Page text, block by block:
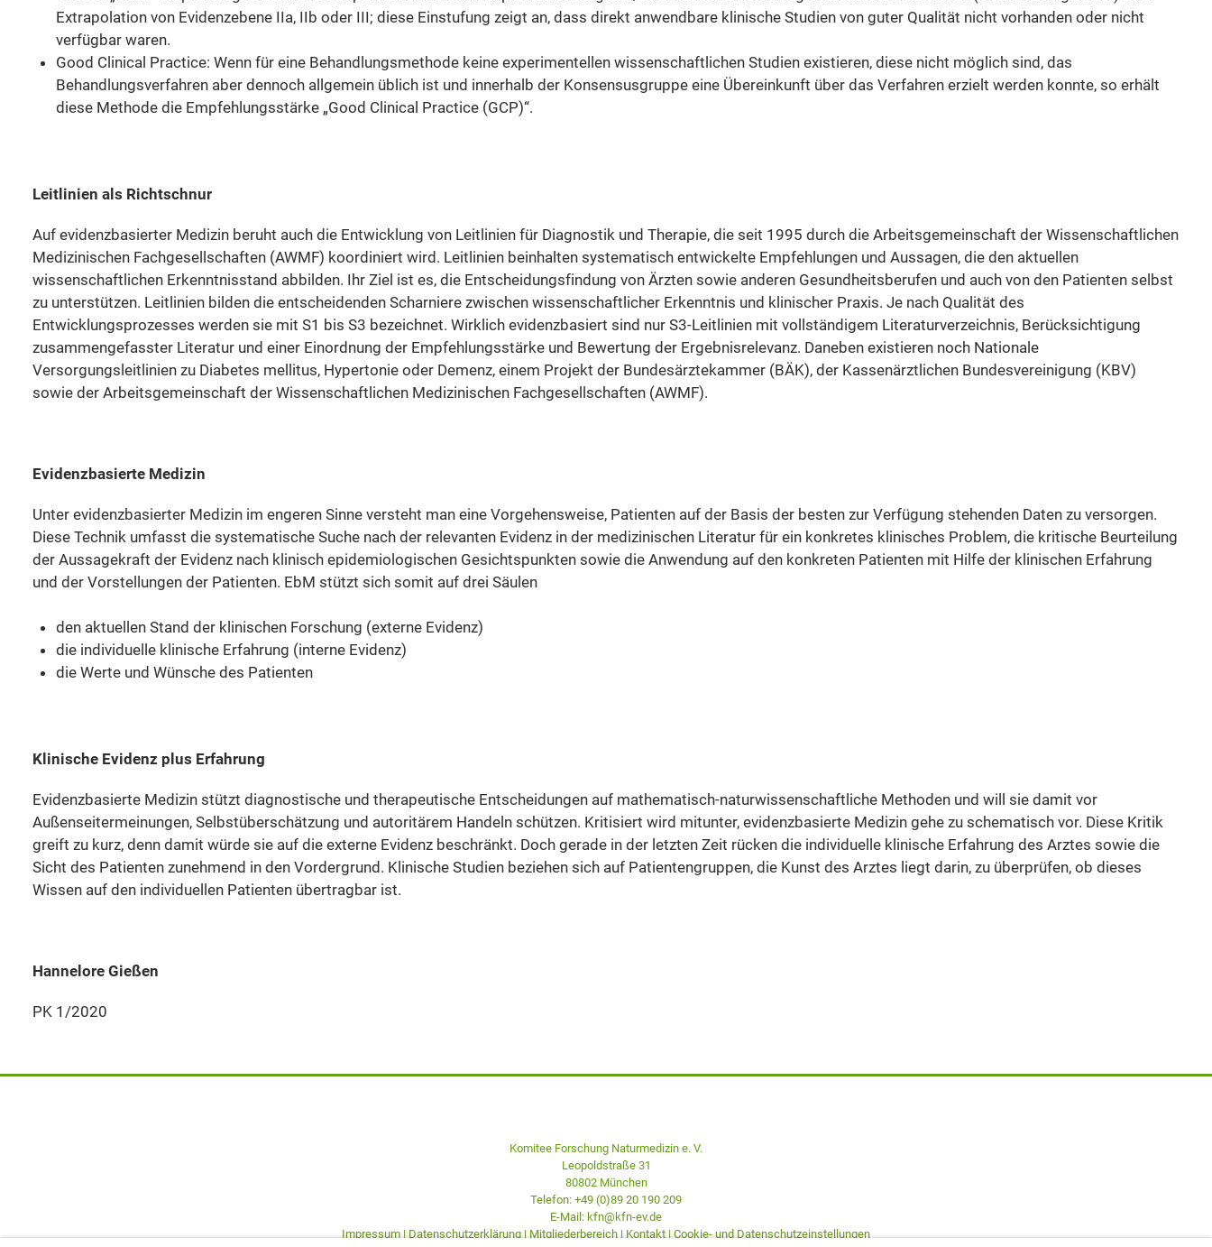
Extrapolation von Evidenzebene IIa, IIb oder III; diese Einstufung zeigt an, dass direkt anwendbare klinische Studien von guter Qualität nicht vorhanden oder nicht
verfügbar waren.
Good Clinical Practice: Wenn für eine Behandlungsmethode keine experimentellen wissenschaftlichen Studien existieren, diese nicht möglich sind, das
Behandlungsverfahren aber dennoch allgemein üblich ist und innerhalb der Konsensusgruppe eine Übereinkunft über das Verfahren erzielt werden konnte, so erhält
diese Methode die Empfehlungsstärke „Good Clinical Practice (GCP)“.
Leitlinien als Richtschnur
Auf evidenzbasierter Medizin beruht auch die Entwicklung von Leitlinien für Diagnostik und Therapie, die seit 1995 durch die Arbeitsgemeinschaft der Wissenschaftlichen
Medizinischen Fachgesellschaften (AWMF) koordiniert wird. Leitlinien beinhalten systematisch entwickelte Empfehlungen und Aussagen, die den aktuellen
wissenschaftlichen Erkenntnisstand abbilden. Ihr Ziel ist es, die Entscheidungsfindung von Ärzten sowie anderen Gesundheitsberufen und auch von den Patienten selbst
zu unterstützen. Leitlinien bilden die entscheidenden Scharniere zwischen wissenschaftlicher Erkenntnis und klinischer Praxis. Je nach Qualität des
Entwicklungsprozesses werden sie mit S1 bis S3 bezeichnet. Wirklich evidenzbasiert sind nur S3-Leitlinien mit vollständigem Literaturverzeichnis, Berücksichtigung
zusammengefasster Literatur und einer Einordnung der Empfehlungsstärke und Bewertung der Ergebnisrelevanz. Daneben existieren noch Nationale
Versorgungsleitlinien zu Diabetes mellitus, Hypertonie oder Demenz, einem Projekt der Bundesärztekammer (BÄK), der Kassenärztlichen Bundesvereinigung (KBV)
sowie der Arbeitsgemeinschaft der Wissenschaftlichen Medizinischen Fachgesellschaften (AWMF).
Evidenzbasierte Medizin
Unter evidenzbasierter Medizin im engeren Sinne versteht man eine Vorgehensweise, Patienten auf der Basis der besten zur Verfügung stehenden Daten zu versorgen.
Diese Technik umfasst die systematische Suche nach der relevanten Evidenz in der medizinischen Literatur für ein konkretes klinisches Problem, die kritische Beurteilung
der Aussagekraft der Evidenz nach klinisch epidemiologischen Gesichtspunkten sowie die Anwendung auf den konkreten Patienten mit Hilfe der klinischen Erfahrung
und der Vorstellungen der Patienten. EbM stützt sich somit auf drei Säulen
den aktuellen Stand der klinischen Forschung (externe Evidenz)
die individuelle klinische Erfahrung (interne Evidenz)
die Werte und Wünsche des Patienten
Klinische Evidenz plus Erfahrung
Evidenzbasierte Medizin stützt diagnostische und therapeutische Entscheidungen auf mathematisch-naturwissenschaftliche Methoden und will sie damit vor
Außenseitermeinungen, Selbstüberschätzung und autoritärem Handeln schützen. Kritisiert wird mitunter, evidenzbasierte Medizin gehe zu schematisch vor. Diese Kritik
greift zu kurz, denn damit würde sie auf die externe Evidenz beschränkt. Doch gerade in der letzten Zeit rücken die individuelle klinische Erfahrung des Arztes sowie die
Sicht des Patienten zunehmend in den Vordergrund. Klinische Studien beziehen sich auf Patientengruppen, die Kunst des Arztes liegt darin, zu überprüfen, ob dieses
Wissen auf den individuellen Patienten übertragbar ist.
Hannelore Gießen
PK 1/2020
Komitee Forschung Naturmedizin e. V.
Leopoldstraße 31
80802 München
Telefon: +49 (0)89 20 190 209
E-Mail: kfn@kfn-ev.de
Impressum|Datenschutzerklärung|Mitgliederbereich|Kontakt|Cookie- und Datenschutzeinstellungen